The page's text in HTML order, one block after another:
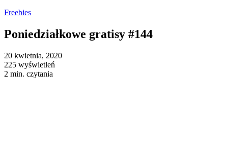
Freebies
Poniedziałkowe gratisy #144
20 kwietnia, 2020
225 wyświetleń
2 min. czytania